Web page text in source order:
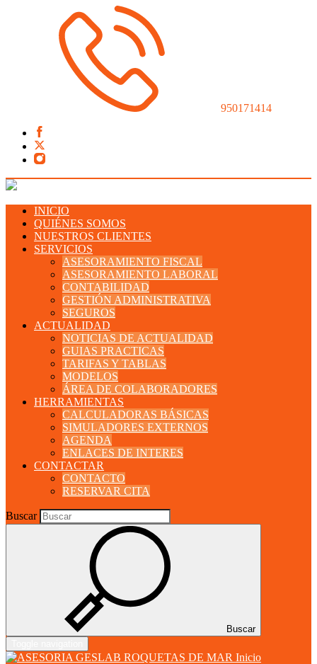
950171414
INICIO
QUIÉNES SOMOS
NUESTROS CLIENTES
SERVICIOS
ASESORAMIENTO FISCAL
ASESORAMIENTO LABORAL
CONTABILIDAD
GESTIÓN ADMINISTRATIVA
SEGUROS
ACTUALIDAD
NOTICIAS DE ACTUALIDAD
GUIAS PRACTICAS
TARIFAS Y TABLAS
MODELOS
ÁREA DE COLABORADORES
HERRAMIENTAS
CALCULADORAS BÁSICAS
SIMULADORES EXTERNOS
AGENDA
ENLACES DE INTERES
CONTACTAR
CONTACTO
RESERVAR CITA
Buscar
Buscar
Inicio